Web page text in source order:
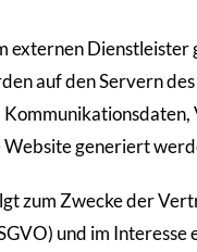
externen
auf den Servern
generiert
zum Zwecke der
und im